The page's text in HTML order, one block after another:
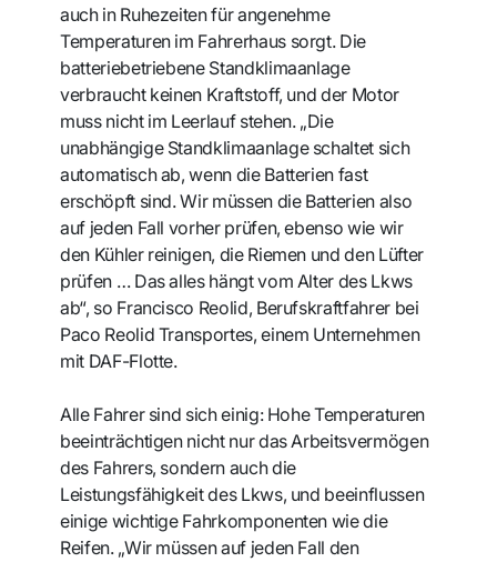
auch in Ruhezeiten für angenehme
Temperaturen im Fahrerhaus sorgt. Die
batteriebetriebene Standklimaanlage
verbraucht keinen Kraftstoff, und der Motor
muss nicht im Leerlauf stehen. „Die
unabhängige Standklimaanlage schaltet sich
automatisch ab, wenn die Batterien fast
erschöpft sind. Wir müssen die Batterien also
auf jeden Fall vorher prüfen, ebenso wie wir
den Kühler reinigen, die Riemen und den Lüfter
prüfen … Das alles hängt vom Alter des Lkws
ab“, so Francisco Reolid, Berufskraftfahrer bei
Paco Reolid Transportes, einem Unternehmen
mit DAF-Flotte.
Alle Fahrer sind sich einig: Hohe Temperaturen
beeinträchtigen nicht nur das Arbeitsvermögen
des Fahrers, sondern auch die
Leistungsfähigkeit des Lkws, und beeinflussen
einige wichtige Fahrkomponenten wie die
Reifen. „Wir müssen auf jeden Fall den